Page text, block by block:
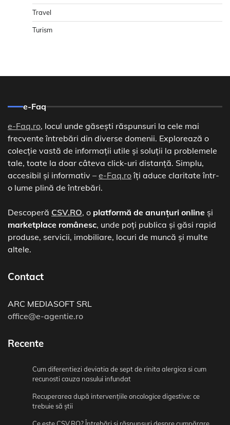
Travel
Turism
e-Faq
e-Faq.ro, locul unde găsești răspunsuri la cele mai
frecvente întrebări din diverse domenii. Explorează o
colecție vastă de informații utile și soluții la problemele
tale, toate la doar câteva click-uri distanță. Simplu,
accesibil și informativ – e-Faq.roîți aduce claritate într-
o lume plină de întrebări.
Descoperă CSV.RO, o platformă de anunțuri online și
marketplace românesc, unde poți publica și găsi rapid
produse, servicii, imobiliare, locuri de muncă și multe
altele.
Contact
ARC MEDIASOFT SRL
office@e-agentie.ro
Recente
Cum diferentiezi deviatia de sept de rinita alergica si cum
recunosti cauza nasului infundat
Recuperarea după intervențiile oncologice digestive: ce
trebuie să știi